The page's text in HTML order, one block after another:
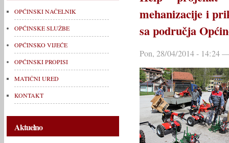
OPĆINSKI NAČELNIK
OPĆINSKE SLUŽBE
OPĆINSKO VIJEĆE
OPĆINSKI PROPISI
MATIČNI URED
KONTAKT
Aktuelno
mehanizacije i
sa područja
Pon, 28/04/2014 - 14:24